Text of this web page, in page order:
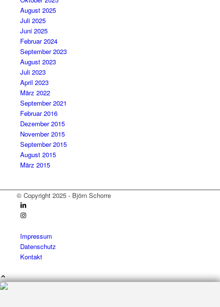
August 2025
Juli 2025
Juni 2025
Februar 2024
September 2023
August 2023
Juli 2023
April 2023
März 2022
September 2021
Februar 2016
Dezember 2015
November 2015
September 2015
August 2015
März 2015
© Copyright 2025 - Björn Schorre
Impressum
Datenschutz
Kontakt